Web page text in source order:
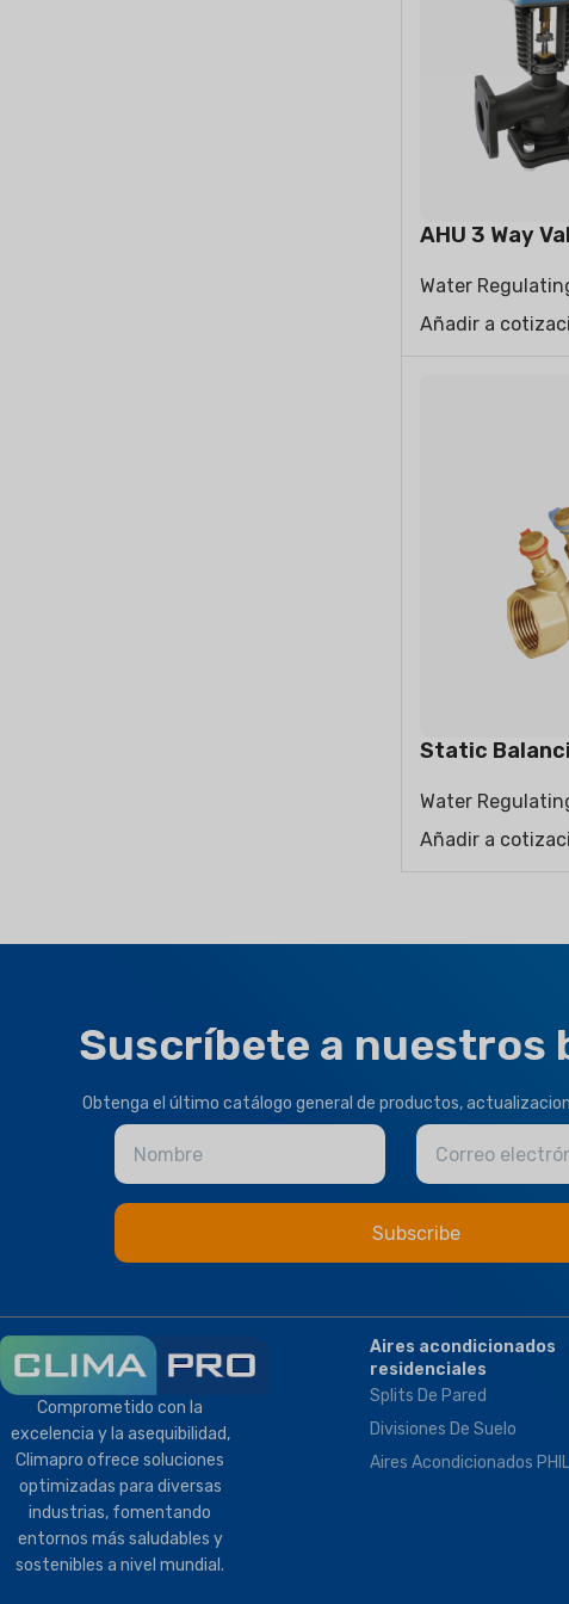
AIR PURIFIER
AHU 3 Way
Water
Añadir a
Static
Water
Añadir a
Suscríbete a nuestros
Obtenga el último catálogo general de productos,
Nombre Correo
Comprometido con la
excelencia y la asequibilidad,
Climapro ofrece soluciones
optimizadas para diversas
industrias, fomentando
entornos más saludables y
sostenibles a nivel mundial.
Aires acondicionados
residenciales
Splits De Pared
Divisiones De Suelo
Aires Acondicionados